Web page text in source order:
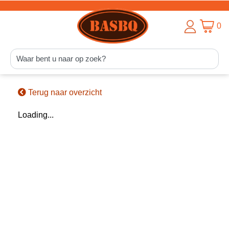
0
Terug naar overzicht
Loading...